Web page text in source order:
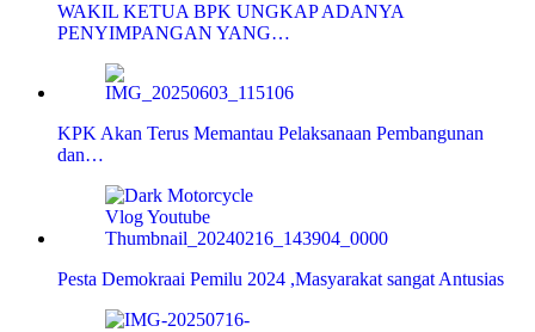
WAKIL KETUA BPK UNGKAP ADANYA
PENYIMPANGAN YANG…
KPK Akan Terus Memantau Pelaksanaan Pembangunan
dan…
Pesta Demokraai Pemilu 2024 ,Masyarakat sangat Antusias